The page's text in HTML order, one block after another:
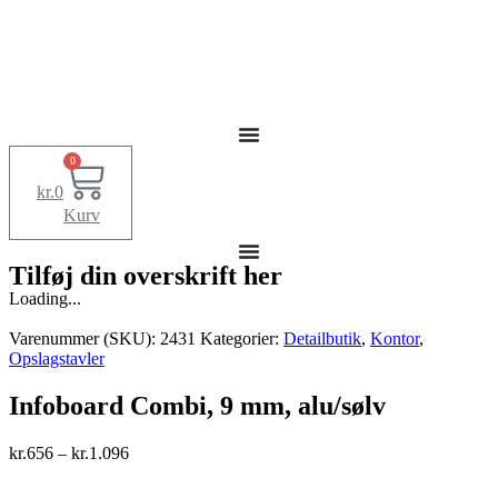
kr.0
0
Kurv
Tilføj din overskrift her
Loading...
Varenummer (SKU): 2431 Kategorier: Detailbutik, Kontor,
Opslagstavler
Infoboard Combi, 9 mm, alu/sølv
kr.656 – kr.1.096